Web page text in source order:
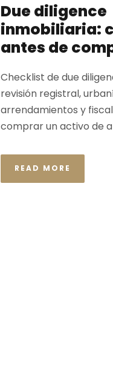
Due diligence
inmobiliaria:
antes de
Checklist de due
revisión registral,
arrendamientos y
comprar un activo de
READ MORE